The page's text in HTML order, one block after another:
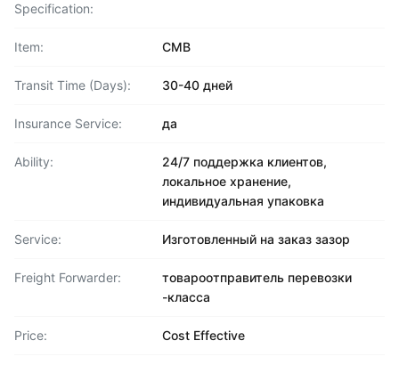
Specification:
Item: CMB
Transit Time (Days): 30-40 дней
Insurance Service: да
Ability:
24/7 поддержка клиентов,
локальное хранение,
индивидуальная упаковка
Service: Изготовленный на заказ зазор
Freight Forwarder:
товароотправитель перевозки
-класса
Price: Cost Effective